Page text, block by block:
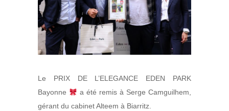
Le PRIX DE L’ELEGANCE EDEN PARK
Bayonne
a été remis à Serge Camguilhem,
gérant du cabinet Alteem à Biarritz.